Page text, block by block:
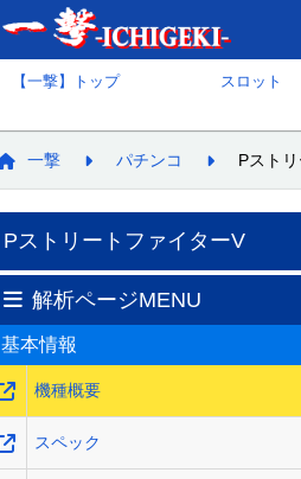
【一撃】トップ スロット
一撃 パチンコ Pスト
PストリートファイターV
解析ページMENU
基本情報
機種概要
スペック